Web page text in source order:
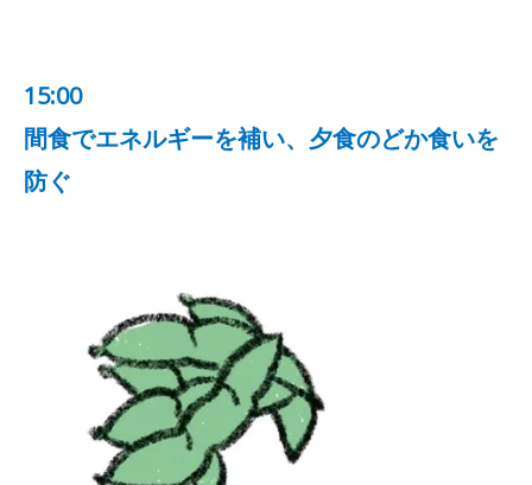
15:00
間食でエネルギーを補い、夕食のどか食いを
防ぐ